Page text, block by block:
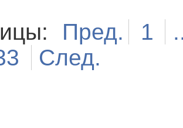
Пред. 1
След.